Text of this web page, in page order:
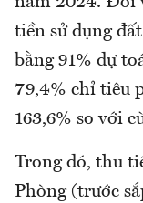
tiền sử dụng
bằng 91% dự
79,4% chỉ tiêu
163,6% so với
Trong đó, thu
Phòng (trước